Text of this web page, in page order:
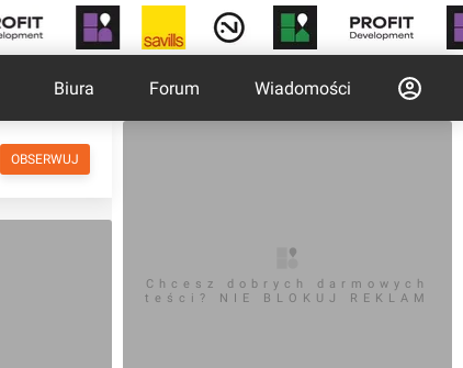
Biura Forum Wiadomości
OBSERWUJ
Chcesz dobrych darmowych
teści? NIE BLOKUJ REKLAM